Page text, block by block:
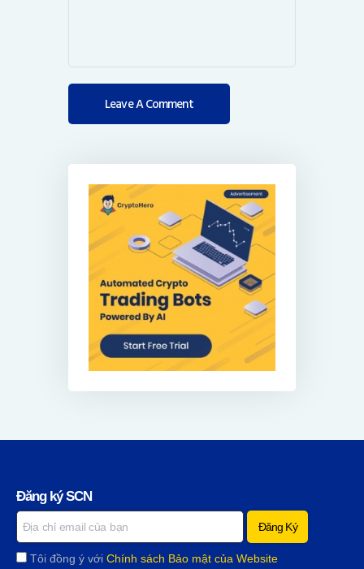
Đăng ký SCN
Tôi đồng ý với Chính sách Bảo mật của Website